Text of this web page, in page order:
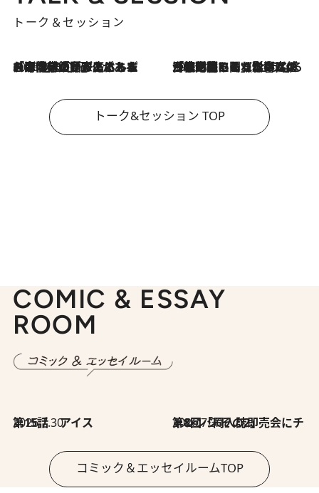
トーク＆セッション
2026.8.3
「今後値上げがあるとすれば…」「リスクがあるのは今年の冬」エネルギー専門家が語る、ホルムズ海峡封鎖が家庭にもたらす“ある心配” 2026.8.3
「住宅建てられない…」「サーチャージ料の高値が続いている」ホルムズ海峡封鎖による影響はいつまで続く？《エネルギー専門家に聞く“どうなる日本の暮らし”》
トーク&セッション TOP
COMIC & ESSAY
ROOM
2026.7.30
第15話 アイス 2026.7.30
第8回「同人誌即売会にチャレンジ その2」
コミック＆エッセイルームTOP